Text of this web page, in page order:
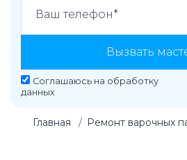
Вызвать
Соглашаюсь на обработку
данных
Главная Ремонт варочных